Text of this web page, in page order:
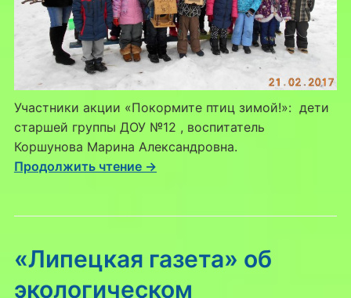
Участники акции «Покормите птиц зимой!»: дети
старшей группы ДОУ №12 , воспитатель
Коршунова Марина Александровна.
Продолжить чтение →
«Липецкая газета» об
экологическом